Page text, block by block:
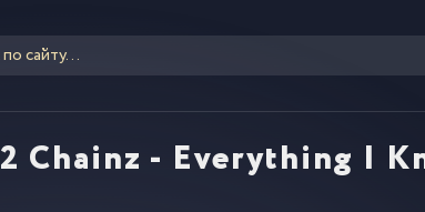
2 Chainz - Everything I